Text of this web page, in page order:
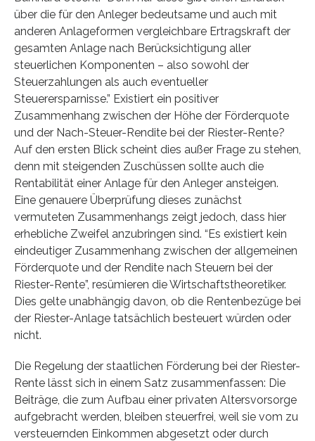
über die für den Anleger bedeutsame und auch mit
anderen Anlageformen vergleichbare Ertragskraft der
gesamten Anlage nach Berücksichtigung aller
steuerlichen Komponenten – also sowohl der
Steuerzahlungen als auch eventueller
Steuerersparnisse.” Existiert ein positiver
Zusammenhang zwischen der Höhe der Förderquote
und der Nach-Steuer-Rendite bei der Riester-Rente?
Auf den ersten Blick scheint dies außer Frage zu stehen,
denn mit steigenden Zuschüssen sollte auch die
Rentabilität einer Anlage für den Anleger ansteigen.
Eine genauere Überprüfung dieses zunächst
vermuteten Zusammenhangs zeigt jedoch, dass hier
erhebliche Zweifel anzubringen sind. “Es existiert kein
eindeutiger Zusammenhang zwischen der allgemeinen
Förderquote und der Rendite nach Steuern bei der
Riester-Rente”, resümieren die Wirtschaftstheoretiker.
Dies gelte unabhängig davon, ob die Rentenbezüge bei
der Riester-Anlage tatsächlich besteuert würden oder
nicht.
Die Regelung der staatlichen Förderung bei der Riester-
Rente lässt sich in einem Satz zusammenfassen: Die
Beiträge, die zum Aufbau einer privaten Altersvorsorge
aufgebracht werden, bleiben steuerfrei, weil sie vom zu
versteuernden Einkommen abgesetzt oder durch